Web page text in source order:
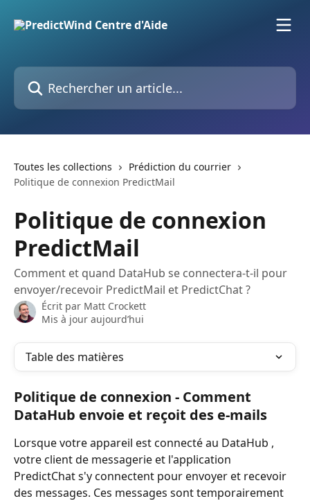
Rechercher un article...
Toutes les collections
Prédiction du courrier
Politique de connexion PredictMail
Politique de connexion
PredictMail
Comment et quand DataHub se connectera-t-il pour
envoyer/recevoir PredictMail et PredictChat ?
Écrit par Matt Crockett
Mis à jour aujourd’hui
Table des matières
Politique de connexion - Comment
DataHub envoie et reçoit des e-mails
Lorsque votre appareil est connecté au DataHub ,
votre client de messagerie et l'application
PredictChat s'y connectent pour envoyer et recevoir
des messages. Ces messages sont temporairement